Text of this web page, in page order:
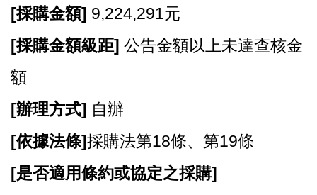
市
政
府
E
n
g
l
s
[採購金額] 9,224,291元
[採購金額級距] 公告金額以上未達查核金
額
[辦理方式] 自辦
[依據法條]採購法第18條、第19條
[是否適用條約或協定之採購]